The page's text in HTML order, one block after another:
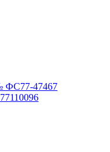
ФС77-47467